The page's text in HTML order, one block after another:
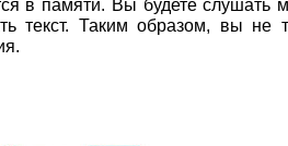
в памяти. Вы будете слушать
текст. Таким образом, вы не